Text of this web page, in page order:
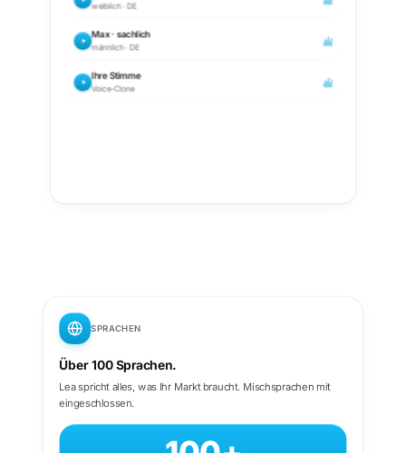
weiblich · DE
Max · sachlich
männlich · DE
Ihre Stimme
Voice-Clone
SPRACHEN
Über 100 Sprachen.
Lea spricht alles, was Ihr Markt braucht. Mischsprachen mit
eingeschlossen.